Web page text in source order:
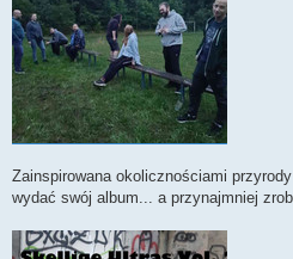
Zainspirowana okolicznościami
wydać swój album... a przynajmniej